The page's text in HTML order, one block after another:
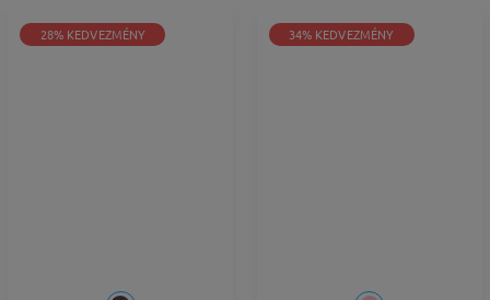
28% KEDVEZMÉNY 34% KEDVEZMÉNY